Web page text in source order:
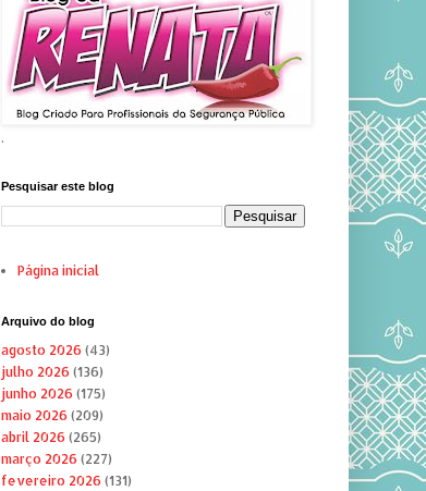
.
Pesquisar este blog
Página inicial
Arquivo do blog
agosto 2026 (43)
julho 2026 (136)
junho 2026 (175)
maio 2026 (209)
abril 2026 (265)
março 2026 (227)
fevereiro 2026 (131)